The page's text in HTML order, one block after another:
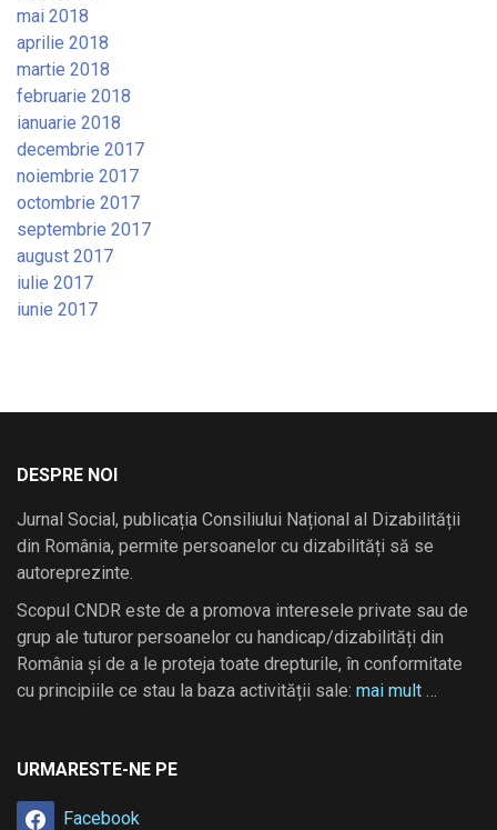
mai 2018
aprilie 2018
martie 2018
februarie 2018
ianuarie 2018
decembrie 2017
noiembrie 2017
octombrie 2017
septembrie 2017
august 2017
iulie 2017
iunie 2017
DESPRE NOI
Jurnal Social, publicația Consiliului Național al Dizabilității
din România, permite persoanelor cu dizabilități să se
autoreprezinte.
Scopul CNDR este de a promova interesele private sau de
grup ale tuturor persoanelor cu handicap/dizabilități din
România și de a le proteja toate drepturile, în conformitate
cu principiile ce stau la baza activității sale: mai mult …
URMARESTE-NE PE
Facebook